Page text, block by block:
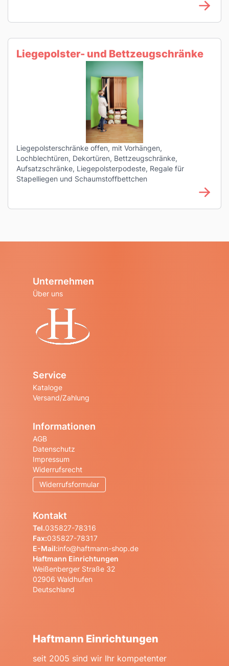
Liegepolster- und Bettzeugschränke
Liegepolsterschränke offen, mit Vorhängen,
Lochblechtüren, Dekortüren, Bettzeugschränke,
Aufsatzschränke, Liegepolsterpodeste, Regale für
Stapelliegen und Schaumstoffbettchen
Unternehmen
Über uns
Service
Kataloge
Versand/Zahlung
Informationen
AGB
Datenschutz
Impressum
Widerrufsrecht
Widerrufsformular
Kontakt
Tel.035827-78316
Fax:035827-78317
E-Mail:info@haftmann-shop.de
Haftmann Einrichtungen
Weißenberger Straße 32
02906 Waldhufen
Deutschland
Haftmann Einrichtungen
seit 2005 sind wir Ihr kompetenter